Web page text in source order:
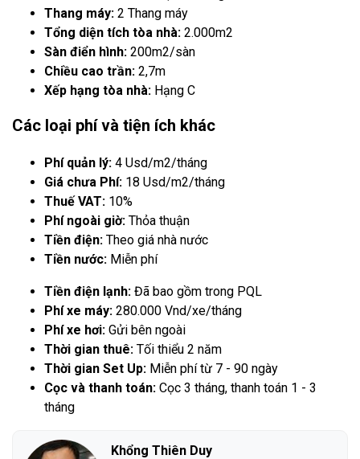
Thang máy: 2 Thang máy
Tổng diện tích tòa nhà: 2.000m2
Sàn điển hình: 200m2/sàn
Chiều cao trần: 2,7m
Xếp hạng tòa nhà: Hạng C
Các loại phí và tiện ích khác
Phí quản lý: 4 Usd/m2/tháng
Giá chưa Phí: 18 Usd/m2/tháng
Thuế VAT: 10%
Phí ngoài giờ: Thỏa thuận
Tiền điện: Theo giá nhà nước
Tiền nước: Miễn phí
Tiền điện lạnh: Đã bao gồm trong PQL
Phí xe máy: 280.000 Vnd/xe/tháng
Phí xe hơi: Gửi bên ngoài
Thời gian thuê: Tối thiểu 2 năm
Thời gian Set Up: Miễn phí từ 7 - 90 ngày
Cọc và thanh toán: Cọc 3 tháng, thanh toán 1 - 3
tháng
Khổng Thiên Duy